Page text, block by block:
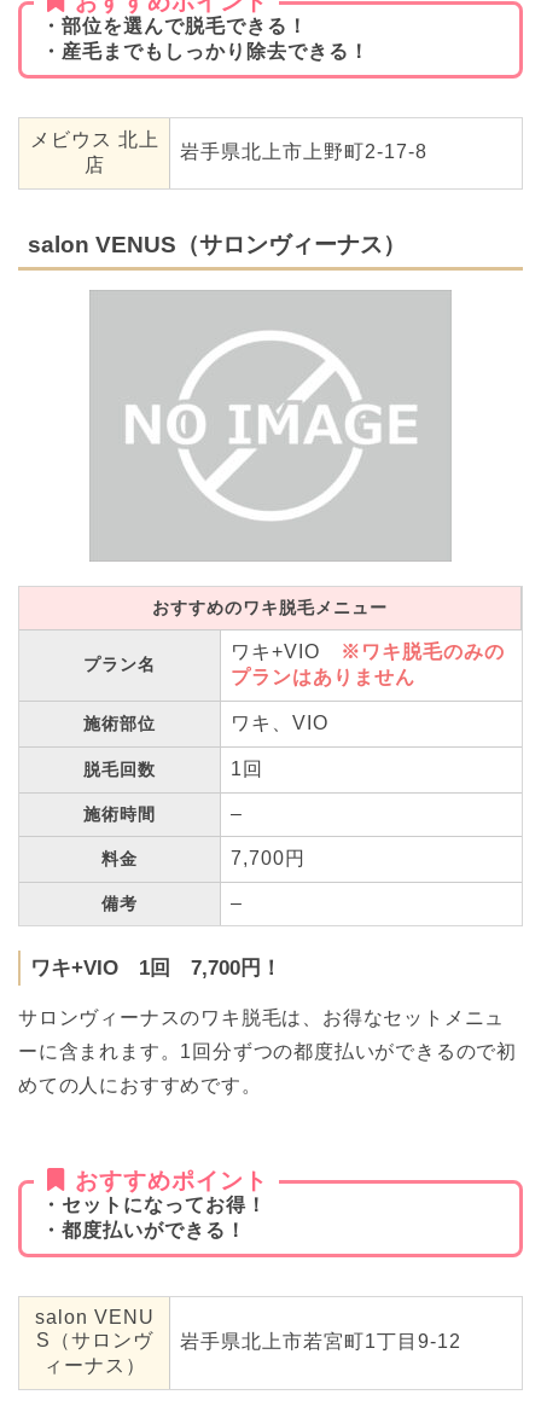
・部位を選んで脱毛できる！
・産毛までもしっかり除去できる！
メビウス 北上
店
岩手県北上市上野町2-17-8
salon VENUS（サロンヴィーナス）
おすすめのワキ脱毛メニュー
プラン名
ワキ+VIO
※ワキ脱毛のみの
プランはありません
施術部位 ワキ、VIO
脱毛回数 1回
施術時間 –
料金 7,700円
備考 –
ワキ+VIO 1回 7,700円！
サロンヴィーナスのワキ脱毛は、お得なセットメニュ
ーに含まれます。1回分ずつの都度払いができるので初
めての人におすすめです。
おすすめポイント
・セットになってお得！
・都度払いができる！
salon VENU
S（サロンヴ
ィーナス）
岩手県北上市若宮町1丁目9-12